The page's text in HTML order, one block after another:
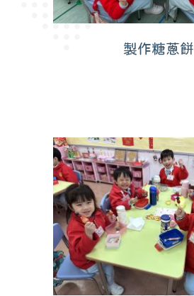
製作糖蔥餅